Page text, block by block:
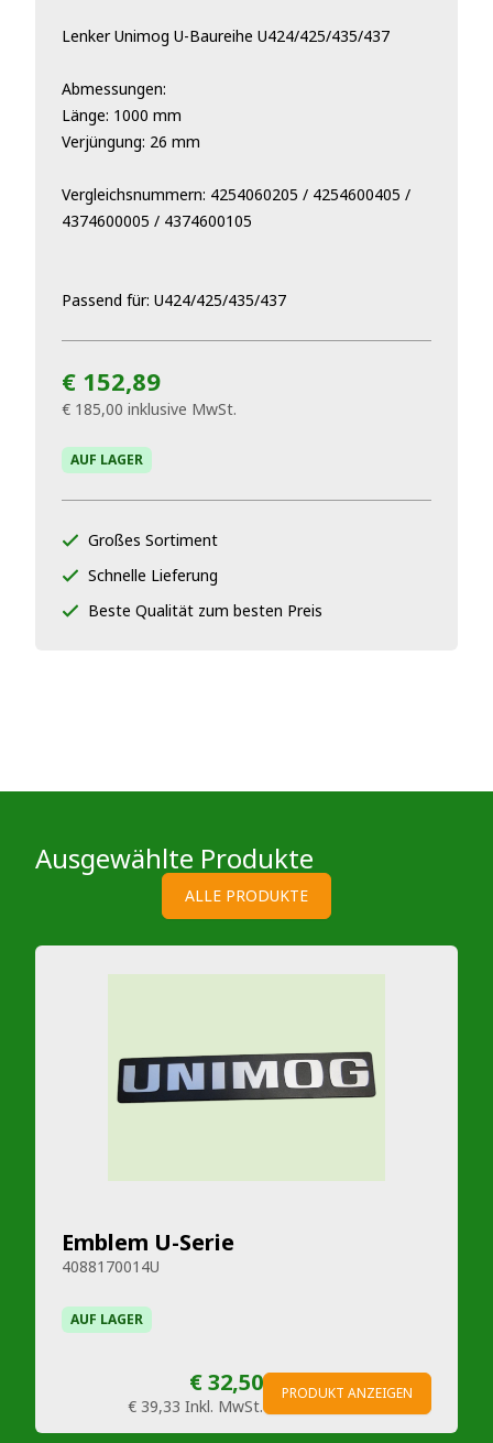
Lenker Unimog U-Baureihe U424/425/435/437
Abmessungen:
Länge: 1000 mm
Verjüngung: 26 mm
Vergleichsnummern: 4254060205 / 4254600405 /
4374600005 / 4374600105
Passend für: U424/425/435/437
€ 152,89
€ 185,00 inklusive MwSt.
AUF LAGER
Großes Sortiment
Schnelle Lieferung
Beste Qualität zum besten Preis
Ausgewählte Produkte
ALLE PRODUKTE
Emblem U-Serie
4088170014U
AUF LAGER
€ 32,50
€ 39,33 Inkl. MwSt.
PRODUKT ANZEIGEN